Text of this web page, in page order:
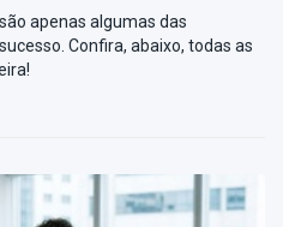
apenas algumas das
Confira, abaixo, todas as